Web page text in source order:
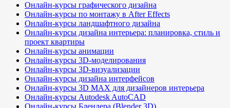
Онлайн-курсы графического дизайна
Онлайн-курсы по монтажу в After Effects
Онлайн-курсы ландшафтного дизайна
Онлайн-курсы дизайна интерьера: планировка, стиль и
проект квартиры
Онлайн-курсы анимации
Онлайн-курсы 3D-моделирования
Онлайн-курсы 3D-визуализации
Онлайн-курсы дизайна интерфейсов
Онлайн-курсы 3D MAX для дизайнеров интерьера
Онлайн-курсы Autodesk AutoCAD
Онлайн-курсы Блендера (Blender 3D)